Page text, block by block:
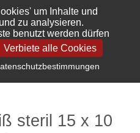
um Inhalte und
zu analysieren.
benutzt werden dürfen
Verbiete alle Cookies
steril 15 x 10